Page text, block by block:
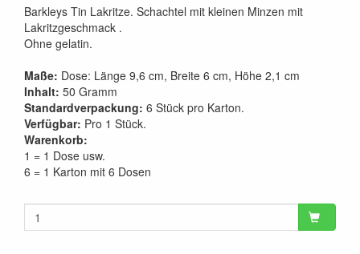
Barkleys Tin Lakritze. Schachtel mit kleinen Minzen mit
Lakritzgeschmack .
Ohne gelatin.
Maße: Dose: Länge 9,6 cm, Breite 6 cm, Höhe 2,1 cm
Inhalt: 50 Gramm
Standardverpackung: 6 Stück pro Karton.
Verfügbar: Pro 1 Stück.
Warenkorb:
1 = 1 Dose usw.
6 = 1 Karton mit 6 Dosen